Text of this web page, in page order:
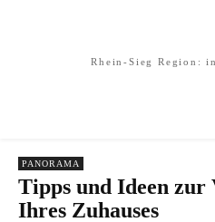
Rhein-Sieg Region:
PANORAMA
Tipps und Ideen zur
Ihres Zuhauses